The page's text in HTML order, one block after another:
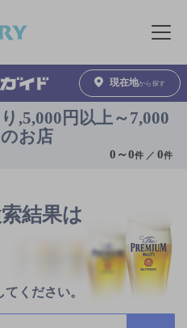
メニュ
現在地から探す
,5,000円以上～7,000
お店
0 ～0件 ／0件
結果は
ください。